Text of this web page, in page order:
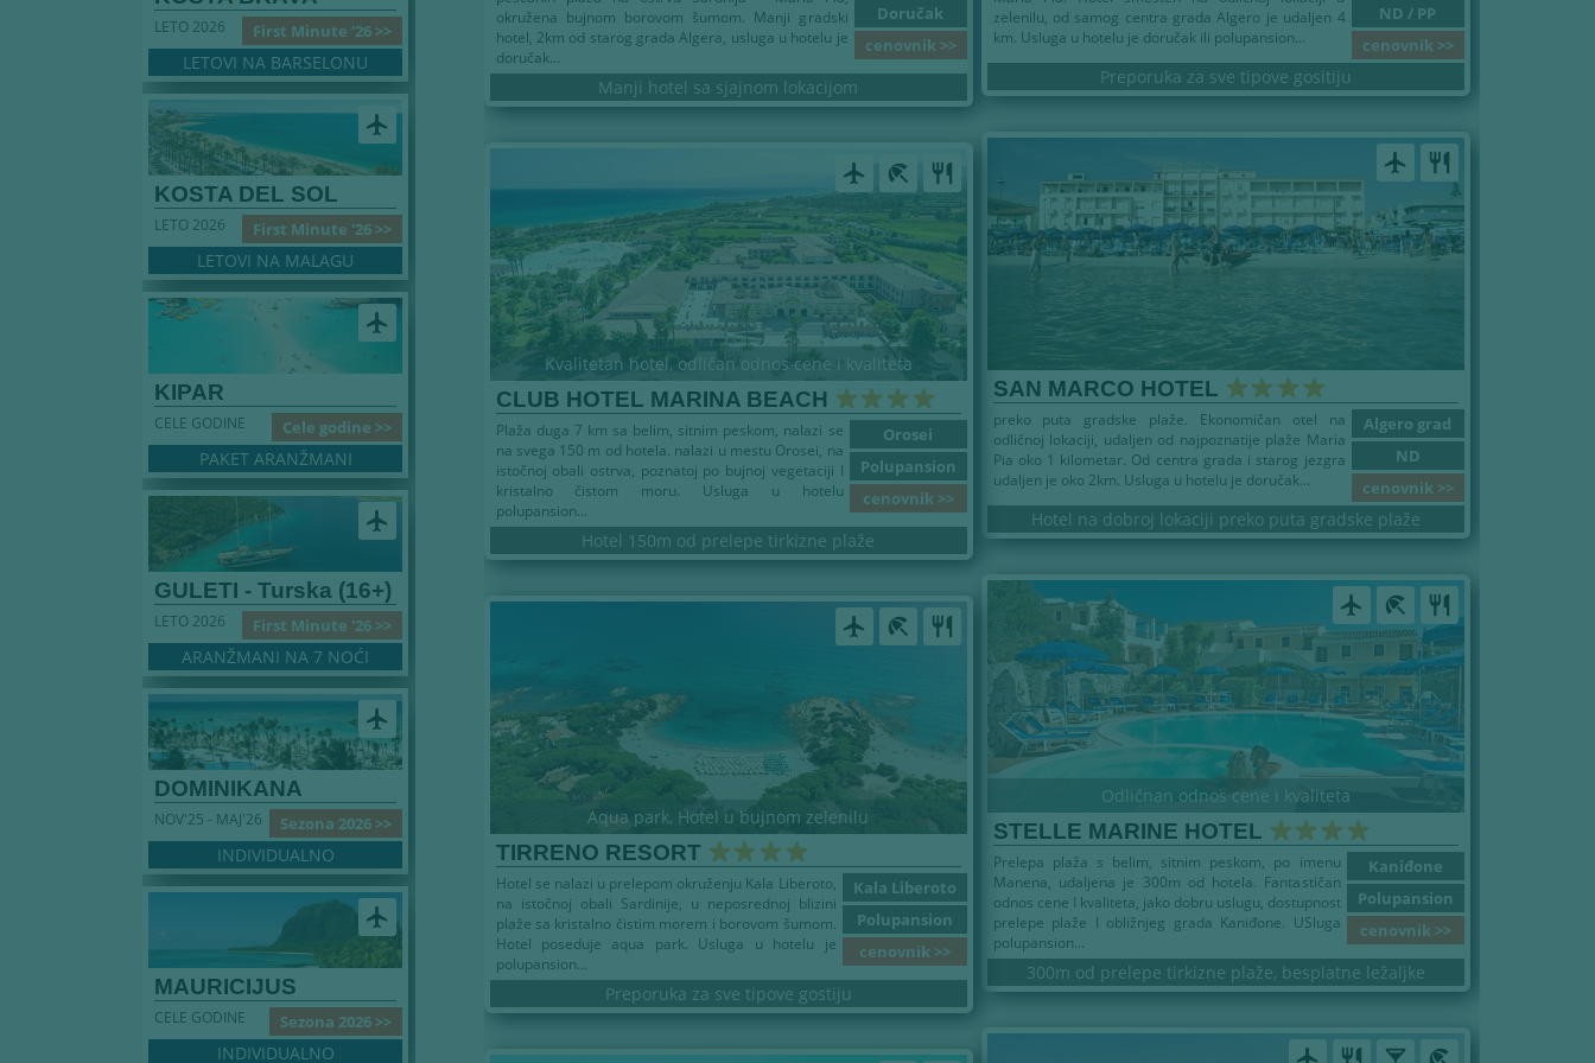
Doručak
cenovnik >>
okružena bujnom borovom šumom. Manji gradski
hotel, 2km od starog grada Algera, usluga u hotelu je
doručak...
Manji hotel sa sjajnom lokacijom
ND / PP
cenovnik >>
zelenilu, od samog centra grada Algero je udaljen 4
km. Usluga u hotelu je doručak ili polupansion...
Preporuka za sve tipove gositiju
airplanemode_active restaurant
SAN MARCO HOTEL
Algero grad
ND
cenovnik >>
preko puta gradske plaže. Ekonomičan otel na
odličnoj lokaciji, udaljen od najpoznatije plaže Maria
Pia oko 1 kilometar. Od centra grada i starog jezgra
udaljen je oko 2km. Usluga u hotelu je doručak...
Hotel na dobroj lokaciji preko puta gradske plaže
airplanemode_active beach_access restaurant
Kvalitetan hotel, odličan odnos cene i kvaliteta
CLUB HOTEL MARINA BEACH
Orosei
Polupansion
cenovnik >>
Plaža duga 7 km sa belim, sitnim peskom, nalazi se
na svega 150 m od hotela. nalazi u mestu Orosei, na
istočnoj obali ostrva, poznatoj po bujnoj vegetaciji I
kristalno čistom moru. Usluga u hotelu
polupansion...
Hotel 150m od prelepe tirkizne plaže
airplanemode_active beach_access restaurant
Odličnan odnos cene i kvaliteta
STELLE MARINE HOTEL
Kaniđone
Polupansion
cenovnik >>
Prelepa plaža s belim, sitnim peskom, po imenu
Manena, udaljena je 300m od hotela. Fantastičan
odnos cene I kvaliteta, jako dobru uslugu, dostupnost
prelepe plaže I obližnjeg grada Kaniđone. USluga
polupansion...
300m od prelepe tirkizne plaže, besplatne ležaljke
airplanemode_active beach_access restaurant
Aqua park, Hotel u bujnom zelenilu
TIRRENO RESORT
Kala Liberoto
Polupansion
cenovnik >>
Hotel se nalazi u prelepom okruženju Kala Liberoto,
na istočnoj obali Sardinije, u neposrednoj blizini
plaže sa kristalno čistim morem i borovom šumom.
Hotel poseduje aqua park. Usluga u hotelu je
polupansion...
Preporuka za sve tipove gostiju
First Minute '26 >>
LETO 2026
LETOVI NA BARSELONU
airplanemode_active
KOSTA DEL SOL
First Minute '26 >>
LETO 2026
LETOVI NA MALAGU
airplanemode_active
KIPAR
Cele godine >>
CELE GODINE
PAKET ARANŽMANI
airplanemode_active
GULETI - Turska (16+)
First Minute '26 >>
LETO 2026
ARANŽMANI NA 7 NOĆI
airplanemode_active
DOMINIKANA
Sezona 2026 >>
NOV'25 - MAJ'26
INDIVIDUALNO
airplanemode_active
MAURICIJUS
Sezona 2026 >>
CELE GODINE
INDIVIDUALNO